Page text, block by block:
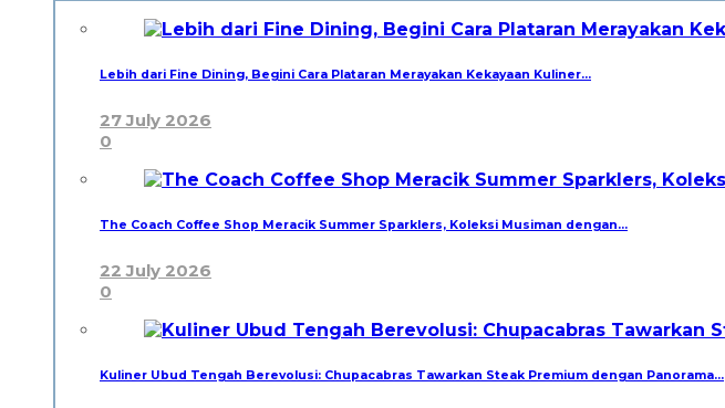
Lebih dari Fine Dining, Begini Cara Plataran Merayakan Kekayaan Kuliner…
27 July 2026
0
The Coach Coffee Shop Meracik Summer Sparklers, Koleksi Musiman dengan…
22 July 2026
0
Kuliner Ubud Tengah Berevolusi: Chupacabras Tawarkan Steak Premium dengan Panorama…